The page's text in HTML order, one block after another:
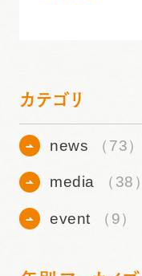
カテゴリ
news （73）
media （38）
event （9）